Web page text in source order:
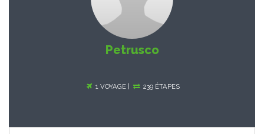
Petrusco
1 VOYAGE | 239 ÉTAPES